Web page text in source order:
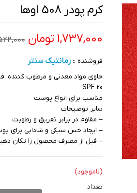
کرم پودر 508 اوها
1,737,000 تومان
2,522,000
فروشنده :: رمانتیک سنتر
حاوی مواد معدنی و مرطوب
SPF 20
مناسب برای انواع پوست
سایر توضیحات
– مقاوم در برابر تعریق و رطوبت
– ایجاد حس سبکی و شادابی برای
– قبل از مصرف محصول را تکان
(ناموجود)
تعداد